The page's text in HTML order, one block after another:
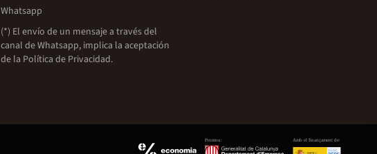
Whatsapp
(*) El envío de un mensaje a través del
canal de Whatsapp, implica la aceptación
de la Política de Privacidad.
Promou: Amb el finançament de: